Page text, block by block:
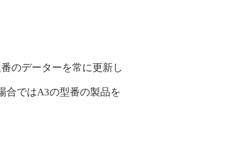
のデーターを常に更新し
合ではA3の型番の製品を